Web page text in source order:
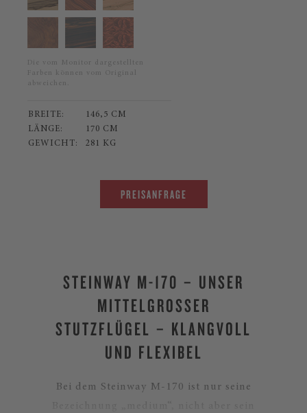
Die vom Monitor dargestellten
Farben können vom Original
abweichen.
BREITE:
146,5 CM
LÄNGE:
170 CM
GEWICHT:
281 KG
PREISANFRAGE
STEINWAY M-170 – UNSER
MITTELGROSSER
STUTZFLÜGEL – KLANGVOLL
UND FLEXIBEL
Bei dem Steinway M-170 ist nur seine